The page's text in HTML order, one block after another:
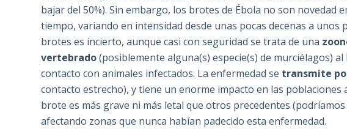
bajar del 50%). Sin embargo, los brotes de Ébola no son novedad
tiempo, variando en intensidad desde unas pocas decenas a unos
brotes es incierto, aunque casi con seguridad se trata de una
vertebrado(posiblemente alguna(s) especie(s) de murciélagos)
contacto con animales infectados. La enfermedad se transmite
contacto estrecho), y tiene un enorme impacto en las poblaciones
brote es más grave ni más letal que otros precedentes
afectando zonas que nunca habían padecido esta enfermedad.